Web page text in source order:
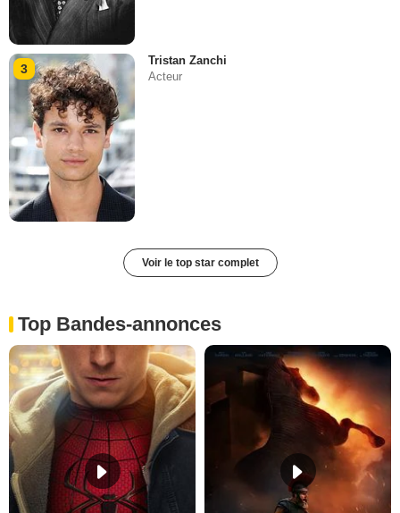
3
Tristan Zanchi
Acteur
Voir le top star complet
Top Bandes-annonces